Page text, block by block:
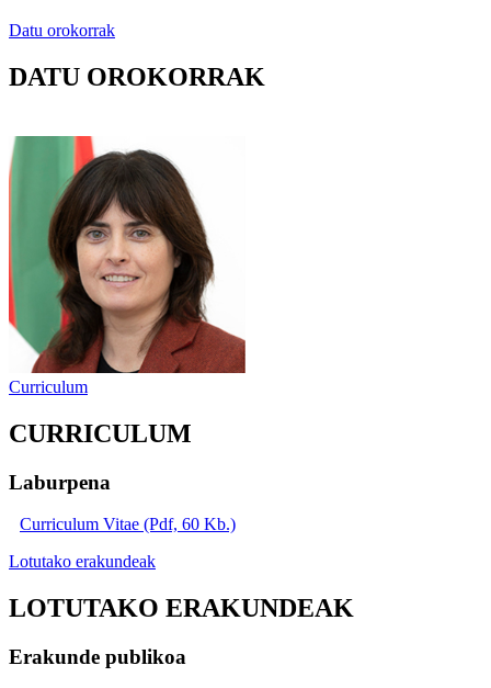
Datu orokorrak
DATU OROKORRAK
Curriculum
CURRICULUM
Laburpena
Curriculum Vitae (Pdf, 60 Kb.)
Lotutako erakundeak
LOTUTAKO ERAKUNDEAK
Erakunde publikoa